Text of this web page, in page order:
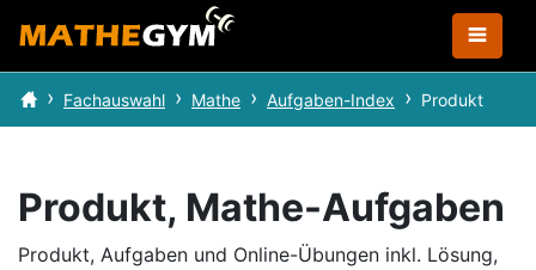
Fachauswahl Mathe Aufgaben-Index Produkt
Produkt, Mathe-Aufgaben
Produkt, Aufgaben und Online-Übungen inkl. Lösung,